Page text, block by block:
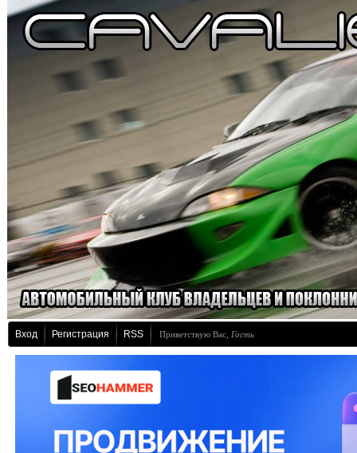
Вход Регистрация RSS Приветствую Вас Гость